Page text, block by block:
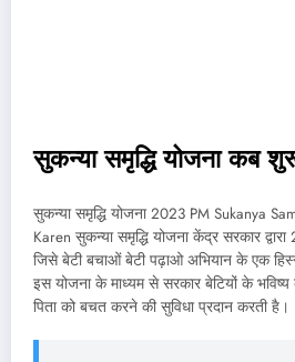
सुकन्या समृद्धि योजना कब
सुकन्या समृद्धि योजना 2023 PM Sukanya
Karen सुकन्या समृद्धि योजना केंद्र सरकार
जिसे बेटी बचाओं बेटी पढ़ाओ अभियान के एक
इस योजना के माध्यम से सरकार बेटियों के
पिता को बचत करने की सुविधा प्रदान करती है।